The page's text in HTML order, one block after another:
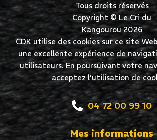
Tous droits réservés
Copyright © Le Cri du
Kangourou 2026
CDK utilise des cookies sur ce site
une excellente expérience de
utilisateurs. En poursuivant votre
acceptez l’utilisation de
04 72 00 99 10
Mes informations